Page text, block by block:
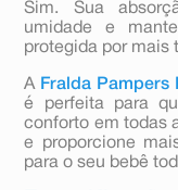
Sim. Sua
umidade e
protegida por mais
A Fralda Pampers
é perfeita para
conforto em todas
e proporcione
para o seu bebê